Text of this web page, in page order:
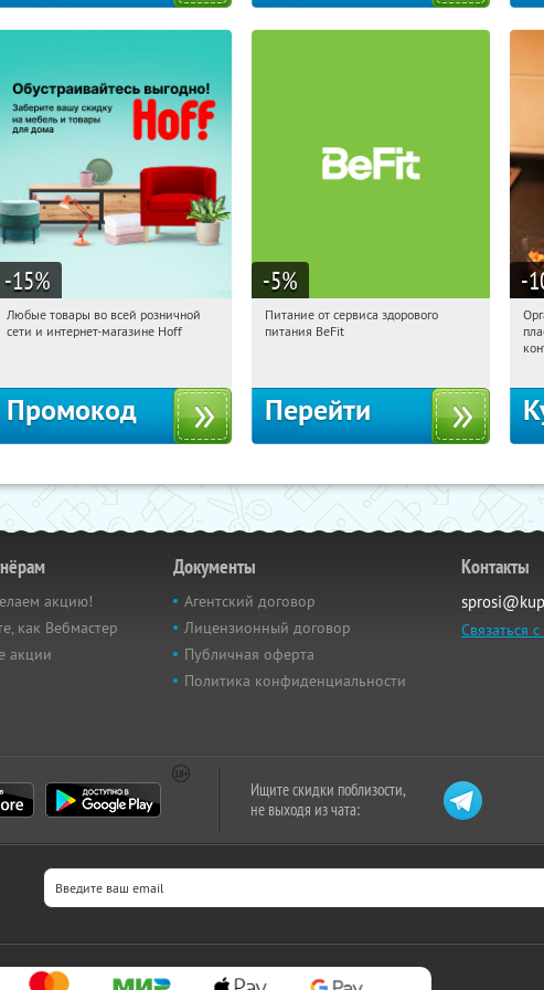
-15%
14:35:05 Получили:
Любые товары во всей розничной
сети и интернет-магазине Hoff
Промокод
-5%
14:35:05
Получи первым!
Питание от сервиса здорового
питания BeFit
Перейти
-
акцию!
как Вебмастер
акции
Документы
Агентский договор
Лицензионный договор
Публичная оферта
Политика конфиденциальности
Контакты
Связаться
Ищите скидки поблизости,
не выходя из чата: